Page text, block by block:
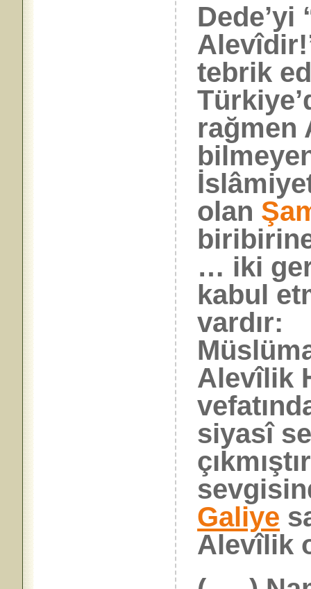
Dede’yi
tebrik
rağmen
olan
… iki
kabul
Alevîlik
siyasî
Galiye
Alevîlik